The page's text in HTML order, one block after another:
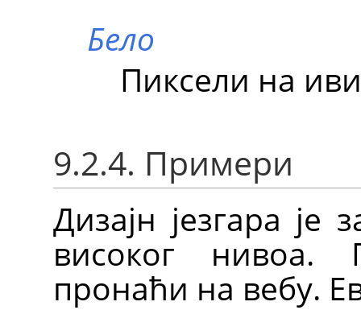
Бело
Пиксели на
9.2.4. Примери
Дизајн језгара је
високог нивоа.
пронаћи на вебу.